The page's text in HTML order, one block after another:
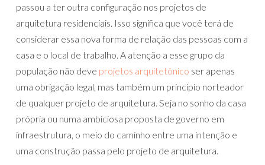
passou a ter outra configuração nos projetos de
arquitetura residenciais. Isso significa que você terá de
considerar essa nova forma de relação das pessoas com a
casa e o local de trabalho. A atenção a esse grupo da
população não deve projetos arquitetônico ser apenas
uma obrigação legal, mas também um princípio norteador
de qualquer projeto de arquitetura. Seja no sonho da casa
própria ou numa ambiciosa proposta de governo em
infraestrutura, o meio do caminho entre uma intenção e
uma construção passa pelo projeto de arquitetura.